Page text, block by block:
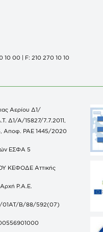
10 00 | F: 210 270 10 10
Αερίου Δ1/
Δ1/Α/15827/7.7.2011,
Αποφ. ΡΑΕ 1445/2020
ΕΣΦΑ 5
ΚΕΦΟΔΕ Αττικής
Αρχή Ρ.Α.Ε.
01ΑΤ/Β/88/592(07)